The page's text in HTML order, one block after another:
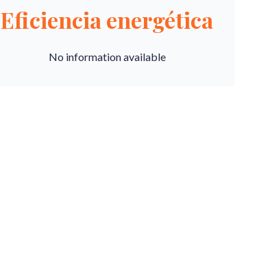
Eficiencia energética
No information available